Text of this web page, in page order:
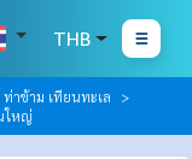
THB
าข้าม เทียนทะเล
ใหญ่